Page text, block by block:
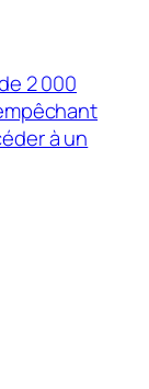
2 000
à un